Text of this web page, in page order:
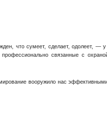
что сумеет, сделает, одолеет, — у
связанные с
вооружило нас